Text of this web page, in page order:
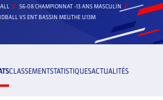
56-08 CHAMPIONNAT -13 ANS MASCULIN
VS ENT BASSIN MEUTHE U13M
CLASSEMENTSTATISTIQUESACTUALITÉS